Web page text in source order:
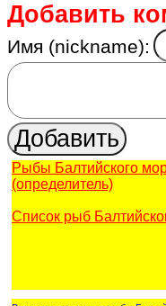
Добавить
Имя (nickname):
Рыбы Балтийского
(определитель)
Список рыб